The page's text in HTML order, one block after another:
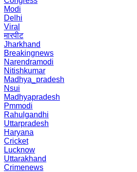
Modi
Delhi
Viral
मारपीट
Jharkhand
Breakingnews
Narendramodi
Nitishkumar
Madhya_pradesh
Nsui
Madhyapradesh
Pmmodi
Rahulgandhi
Uttarpradesh
Haryana
Cricket
Lucknow
Uttarakhand
Crimenews